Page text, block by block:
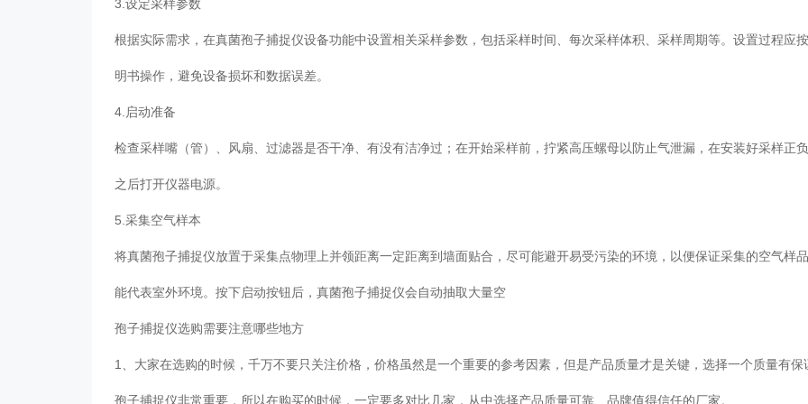
3.设定采样参数
根据实际需求，在真菌孢子捕捉仪设备功能中设置相关采样参数，包括采样时间、每次采样体积、采样周期等。设置过程应
明书操作，避免设备损坏和数据误差。
4.启动准备
检查采样嘴（管）、风扇、过滤器是否干净、有没有洁净过；在开始采样前，拧紧高压螺母以防止气泄漏，在安装好采样正
之后打开仪器电源。
5.采集空气样本
将真菌孢子捕捉仪放置于采集点物理上并领距离一定距离到墙面贴合，尽可能避开易受污染的环境，以便保证采集的空气样
能代表室外环境。按下启动按钮后，真菌孢子捕捉仪会自动抽取大量空
孢子捕捉仪选购需要注意哪些地方
1、大家在选购的时候，千万不要只关注价格，价格虽然是一个重要的参考因素，但是产品质量才是关键，选择一个质量有保
孢子捕捉仪非常重要，所以在购买的时候，一定要多对比几家，从中选择产品质量可靠、品牌值得信任的厂家。